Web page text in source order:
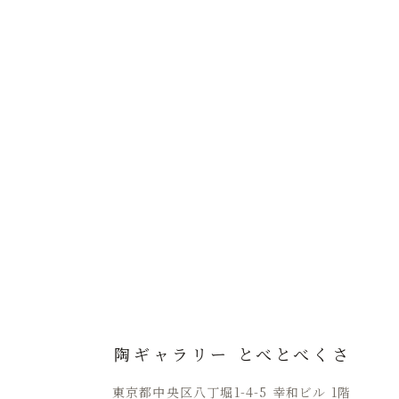
陶ギャラリー とべとべくさ
東京都中央区八丁堀1-4-5 幸和ビル 1階